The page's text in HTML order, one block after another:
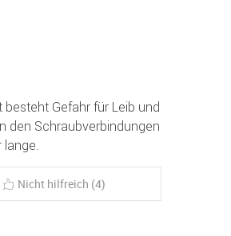
Gefahr für Leib und
den Schraubverbindungen
Nicht hilfreich (4)